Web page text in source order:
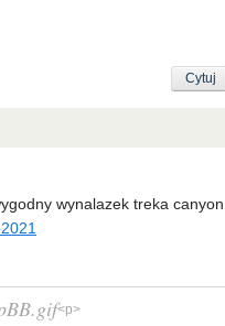
Cytuj
wynalazek treka canyon.
<p>